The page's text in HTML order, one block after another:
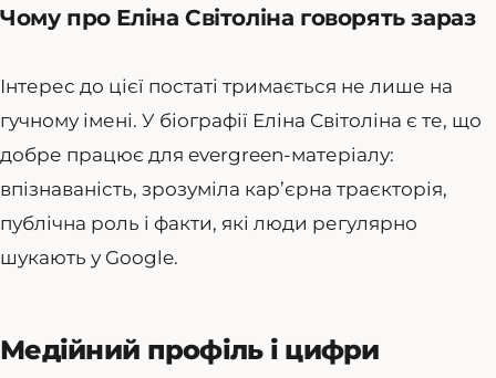
Чому про Еліна Світоліна говорять зараз
Інтерес до цієї постаті тримається не лише на
гучному імені. У біографії Еліна Світоліна є те, що
добре працює для evergreen-матеріалу:
впізнаваність, зрозуміла кар’єрна траєкторія,
публічна роль і факти, які люди регулярно
шукають у Google.
Медійний профіль і цифри